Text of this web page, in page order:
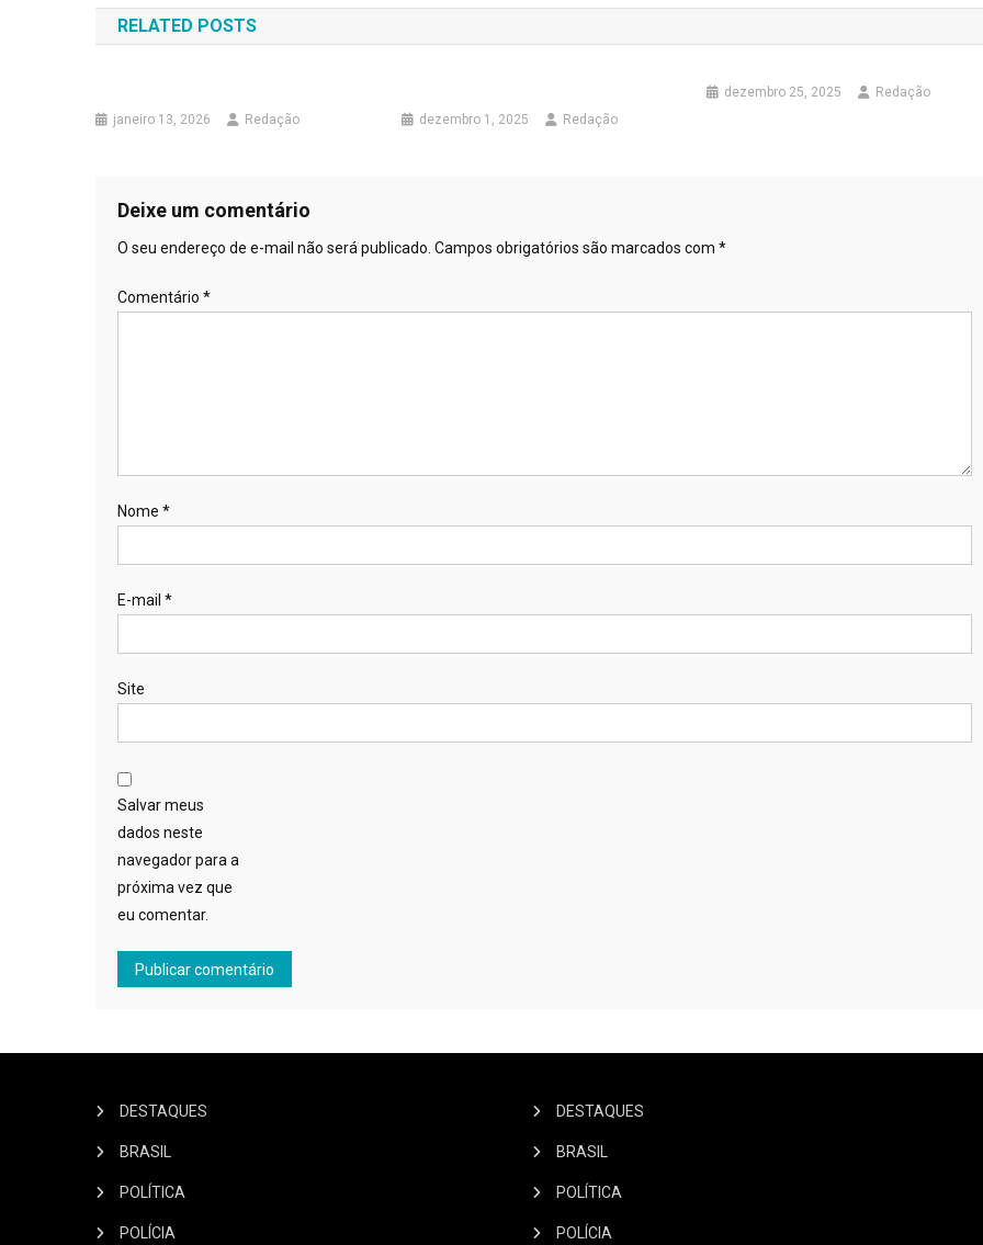
Post
RELATED POSTS
janeiro 13, 2026 Redação dezembro 1, 2025 Redação
dezembro 25, 2025 Redação
Deixe um comentário
O seu endereço de e-mail não será publicado. Campos obrigatórios são marcados com *
Comentário *
Nome *
E-mail *
Site
Salvar meus
dados neste
navegador para a
próxima vez que
eu comentar.
DESTAQUES
BRASIL
POLÍTICA
POLÍCIA
DESTAQUES
BRASIL
POLÍTICA
POLÍCIA